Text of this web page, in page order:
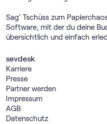
Sag’ Tschüss zum
Software, mit der du deine
übersichtlich und einfach
sevdesk
Karriere
Presse
Partner werden
Impressum
AGB
Datenschutz